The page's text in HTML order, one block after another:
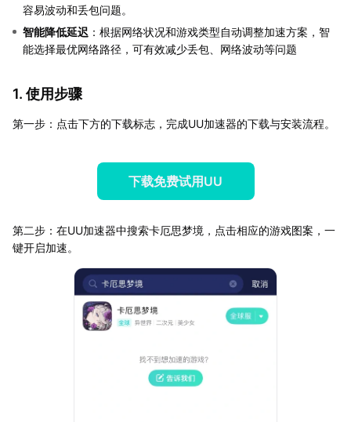
容易波动和丢包问题。
智能降低延迟 ：根据网络状况和游戏类型自动调整加速方案，智
能选择最优网络路径，可有效减少丢包、网络波动等问题
1. 使用步骤
第一步：点击下方的下载标志，完成UU加速器的下载与安装流程。
下载免费试用UU
第二步：在UU加速器中搜索卡厄思梦境，点击相应的游戏图案，一
键开启加速。